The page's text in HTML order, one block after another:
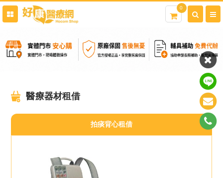
0
醫療器材租借
拍痰背心租借